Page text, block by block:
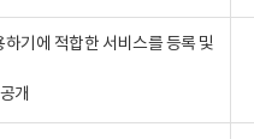
기에 적합한 서비스를 등록 및
개